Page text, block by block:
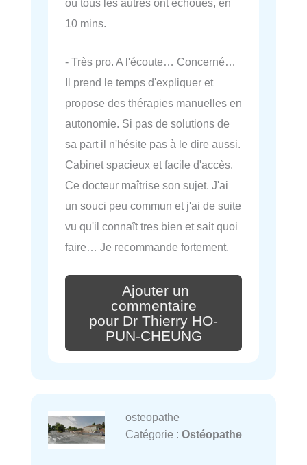
où tous les autres ont échoués, en
10 mins.
- Très pro. A l'écoute… Concerné…
Il prend le temps d'expliquer et
propose des thérapies manuelles en
autonomie. Si pas de solutions de
sa part il n'hésite pas à le dire aussi.
Cabinet spacieux et facile d'accès.
Ce docteur maîtrise son sujet. J'ai
un souci peu commun et j'ai de suite
vu qu'il connaît tres bien et sait quoi
faire… Je recommande fortement.
Ajouter un
commentaire
pour Dr Thierry HO-
PUN-CHEUNG
osteopathe
Catégorie : Ostéopathe